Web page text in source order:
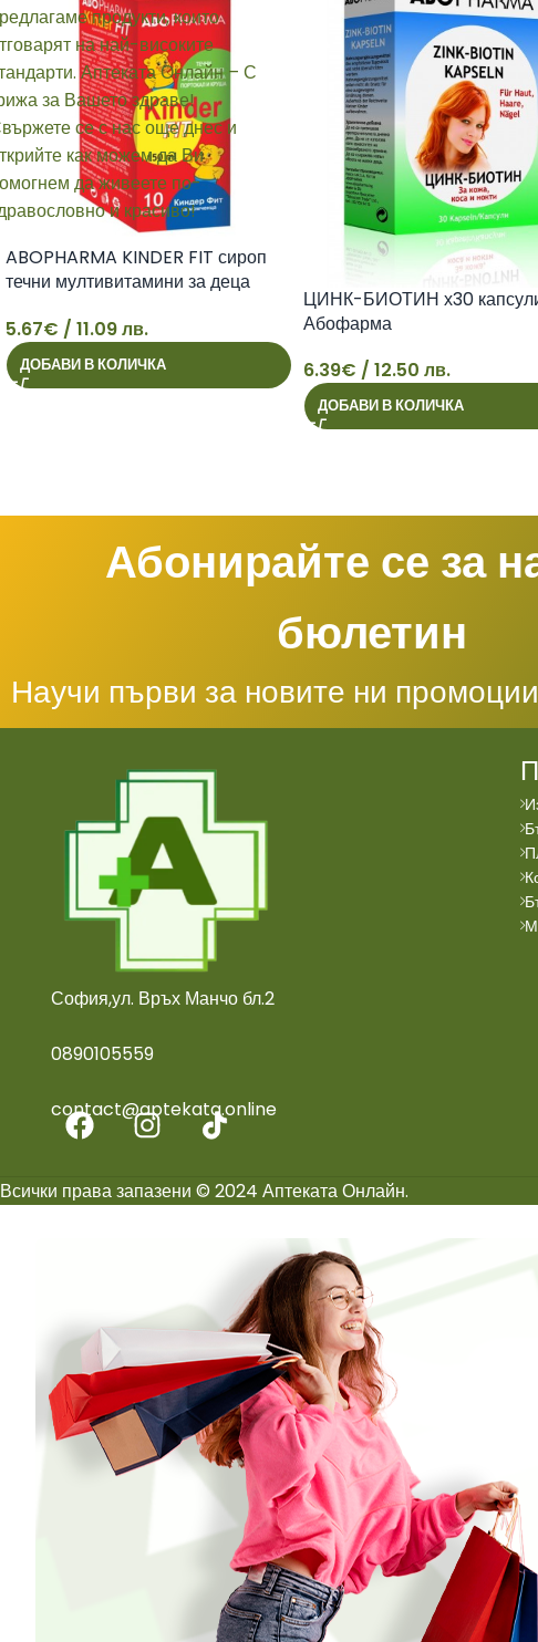
ABOPHARMA KINDER FIT сироп
течни мултивитамини за деца
5.67€ / 11.09 лв.
ДОБАВИ В КОЛИЧКА
ЦИНК-БИОТИН х30
Абофарма
6.39€ / 12.50 лв.
ДОБАВИ В КОЛИЧКА
Абонирайте се за
бюлетин
Научи първи за новите ни
София,ул. Връх Манчо бл.2
0890105559
contact@aptekata.online
Всички права запазени © 2024 Аптеката Онлайн.